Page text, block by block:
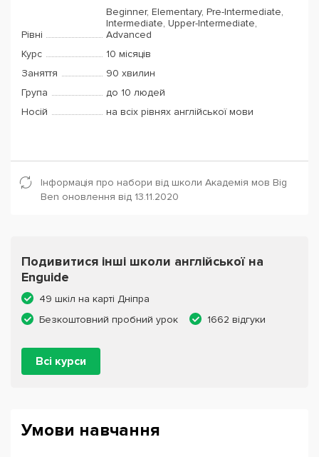
Рівні
Beginner, Elementary, Pre-Intermediate,
Intermediate, Upper-Intermediate,
Advanced
Курс
10 місяців
Заняття
90 хвилин
Група
до 10 людей
Носій
на всіх рівнях англійської мови
Інформація про набори від школи Академія мов Big
Ben оновлення від 13.11.2020
Подивитися інші школи англійської на
Enguide
49 шкіл на карті Дніпра
Безкоштовний пробний урок
1662 відгуки
Всі курси
Умови навчання